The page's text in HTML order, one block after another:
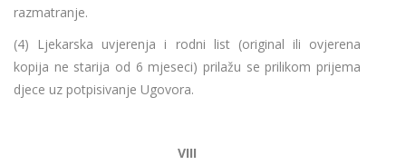
razmatranje.
(4) Ljekarska uvjerenja i rodni list (original ili ovjerena
kopija ne starija od 6 mjeseci) prilažu se prilikom prijema
djece uz potpisivanje Ugovora.
VIII